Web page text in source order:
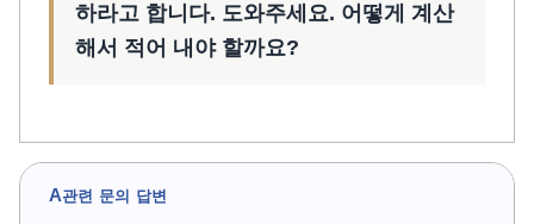
하라고 합니다. 도와주세요. 어떻게 계산
해서 적어 내야 할까요?
A관련 문의 답변